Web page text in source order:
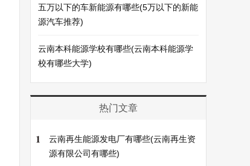
五万以下的车新能源有哪些(5万以下的新能
源汽车推荐)
云南本科能源学校有哪些(云南本科能源学
校有哪些大学)
热门文章
1
云南再生能源发电厂有哪些(云南再生资
源有限公司有哪些)